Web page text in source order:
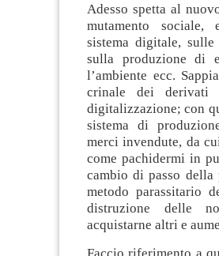
Adesso spetta al
mutamento sociale,
sistema digitale,
sulla produzione di
l’ambiente ecc.
crinale dei derivati
digitalizzazione; con
sistema di
merci invendute, da
come pachidermi in
cambio di passo
metodo parassitario
distruzione delle
acquistarne altri e